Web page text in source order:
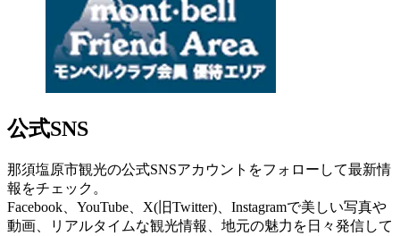
公式SNS
那須塩原市観光の公式SNSアカウントをフォローして最新情
報をチェック。
Facebook、YouTube、X(旧Twitter)、Instagramで美しい写真や
動画、リアルタイムな観光情報、地元の魅力を日々発信して